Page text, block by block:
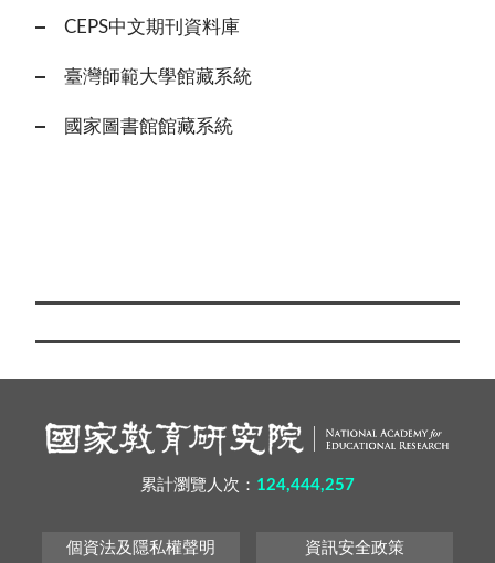
CEPS中文期刊資料庫
臺灣師範大學館藏系統
國家圖書館館藏系統
累計瀏覽人次： 124,444,257
個資法及隱私權聲明 資訊安全政策